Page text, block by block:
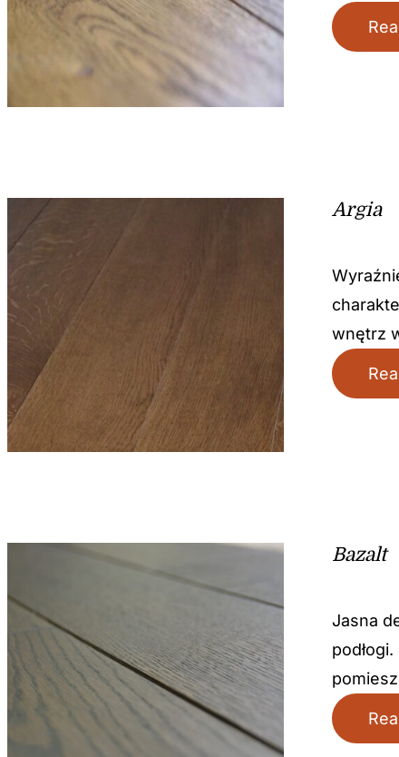
Argia
wnętrz
Bazalt
Jasna